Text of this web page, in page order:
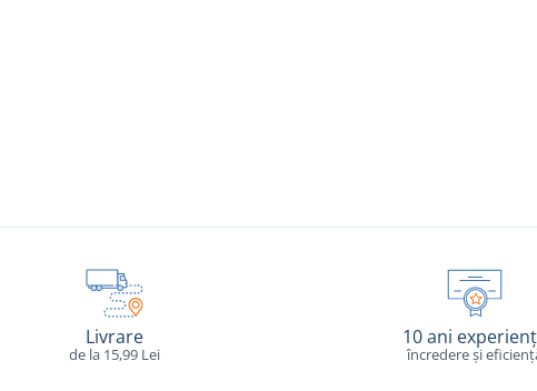
Livrare
de la 15,99 Lei
10 ani
încredere și